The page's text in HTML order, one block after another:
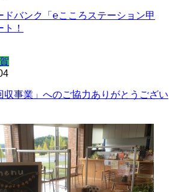
ドバンク「℮こころステーション甲
！
収事業」へのご協力ありがとうござい